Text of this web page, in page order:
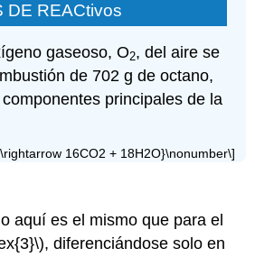
DE REACtivos
gaseoso, O2, del aire se
de 702 g de octano,
principales de la
16CO2 + 18H2O}\nonumber\]
aquí es el mismo que para el
diferenciándose solo en